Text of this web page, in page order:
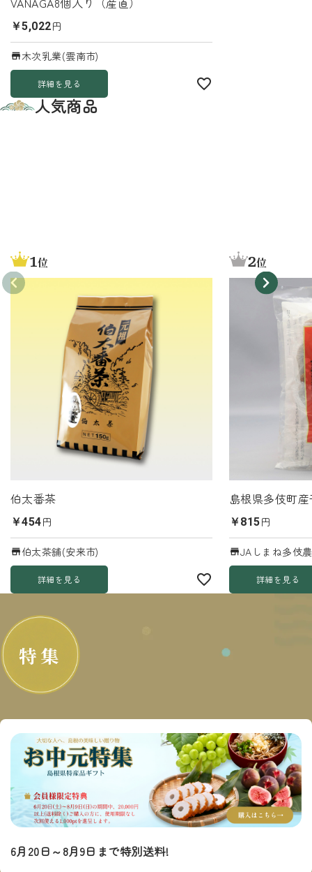
￥5,022円
木次乳業(雲南市)
詳細を見る
人気商品
1位
伯太番茶
￥454円
伯太茶舗(安来市)
詳細を見る
2位
島根県多伎町
￥815円
JAしまね多伎
詳細を見る
特集
6月20日～8月9日まで特別送料!